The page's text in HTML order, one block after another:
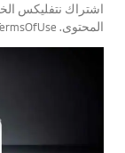
اشتراك نتفليكس
المحتوى. www.netflix.com/TermsOfUse